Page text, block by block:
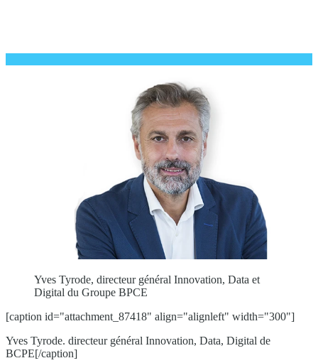
Yves Tyrode, directeur général Innovation, Data et
Digital du Groupe BPCE
[caption id="attachment_87418" align="alignleft" width="300"]
Yves Tyrode. directeur général Innovation, Data, Digital de
BCPE[/caption]